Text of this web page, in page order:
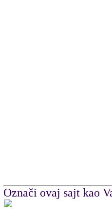
Označi ovaj sajt kao